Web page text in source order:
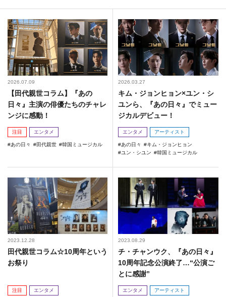
2026.07.09
【田代親世コラム】『あの
日々』主演の俳優たちのチャレ
ンジに感動！
注目 エンタメ
あの日々 田代親世 韓国ミュージカル
2026.03.27
キム・ジョンヒョン×ユン・シ
ユンら、『あの日々』でミュー
ジカルデビュー！
エンタメ アーティスト
あの日々
キム・ジョンヒョン
ユン・シユン
韓国ミュージカル
2023.12.28
田代親世コラム☆10周年という
お祭り
注目 エンタメ
2023.08.29
チ・チャンウク、『あの日々』
10周年記念公演終了…“公演ご
とに感謝”
エンタメ アーティスト